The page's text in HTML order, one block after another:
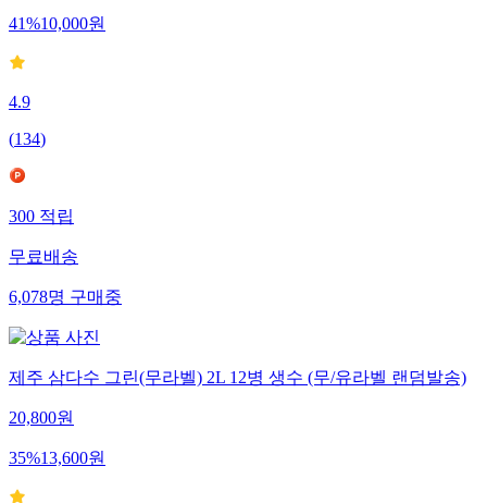
41%10,000원
4.9
(134)
300적립
무료배송
6,078명구매중
제주 삼다수 그린(무라벨) 2L 12병 생수 (무/유라벨 랜덤발송)
20,800원
35%13,600원